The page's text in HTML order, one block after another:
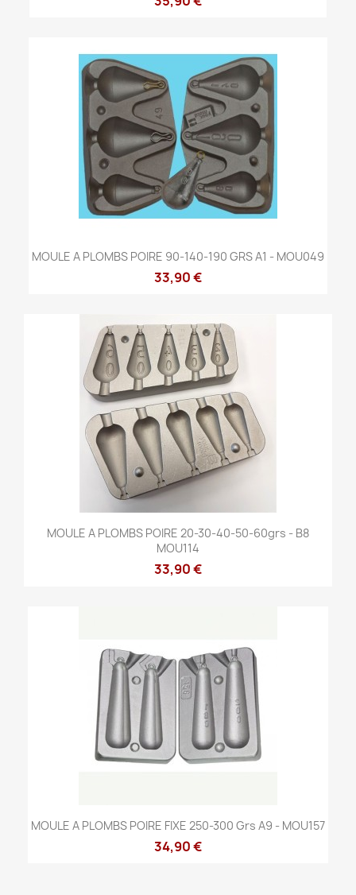
MOULE A PLOMBS POIRE 90-140-190 GRS A1 - MOU049
33,90 €
MOULE A PLOMBS POIRE 20-30-40-50-60grs - B8
MOU114
33,90 €
MOULE A PLOMBS POIRE FIXE 250-300 Grs A9 - MOU157
34,90 €